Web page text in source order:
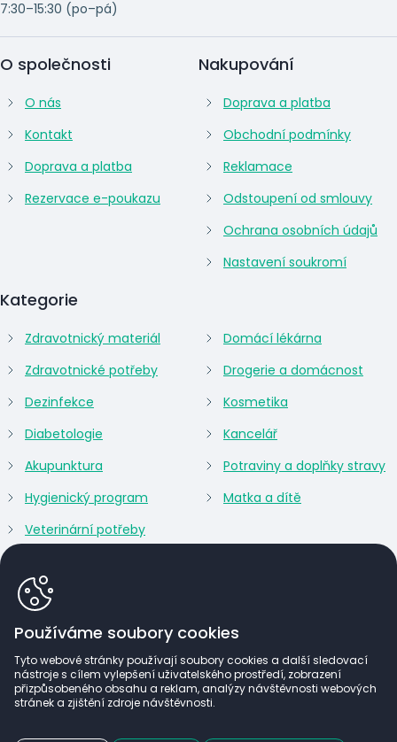
Používáme soubory cookies
Tyto webové stránky používají soubory cookies a další sledovací
nástroje s cílem vylepšení uživatelského prostředí, zobrazení
přizpůsobeného obsahu a reklam, analýzy návštěvnosti webových
stránek a zjištění zdroje návštěvnosti.
7:30–15:30 (po–pá)
O společnosti
O nás
Kontakt
Doprava a platba
Rezervace e-poukazu
Kategorie
Zdravotnický materiál
Zdravotnické potřeby
Dezinfekce
Diabetologie
Akupunktura
Hygienický program
Veterinární potřeby
Domácí lékárna
Drogerie a domácnost
Kosmetika
Kancelář
Potraviny a doplňky stravy
Matka a dítě
Nakupování
Doprava a platba
Obchodní podmínky
Reklamace
Odstoupení od smlouvy
Ochrana osobních údajů
Nastavení soukromí